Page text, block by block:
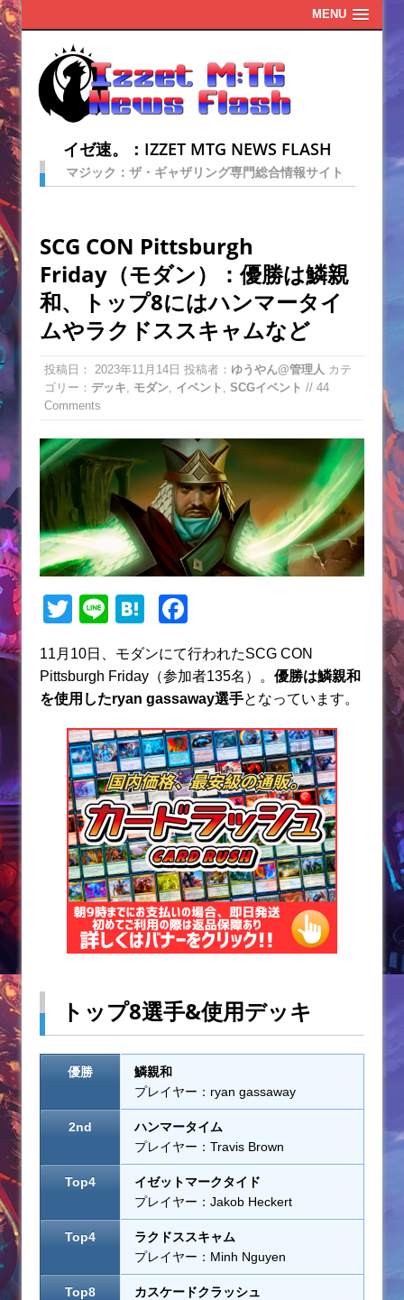
MENU
イゼ速。：IZZET MTG NEWS FLASH
マジック：ザ・ギャザリング専門総合情報サイト
SCG CON Pittsburgh
Friday（モダン）：優勝は鱗親
和、トップ8にはハンマータイ
ムやラクドススキャムなど
投稿日： 2023年11月14日 投稿者： ゆうやん@管理人 カテ
ゴリー： デッキ モダン イベント SCGイベント // 44
Comments
T
itt
er
Li
e
H
e
n
a
c
e
b
o
o
k
11月10日、モダンにて行われたSCG CON
Pittsburgh Friday（参加者135名）。 優勝は鱗親和
を使用したryan gassaway選手となっています。
トップ8選手&使用デッキ
優勝
鱗親和
プレイヤー：ryan gassaway
2nd
ハンマータイム
プレイヤー：Travis Brown
Top4
イゼットマークタイド
プレイヤー：Jakob Heckert
Top4
ラクドススキャム
プレイヤー：Minh Nguyen
Top8
カスケードクラッシュ